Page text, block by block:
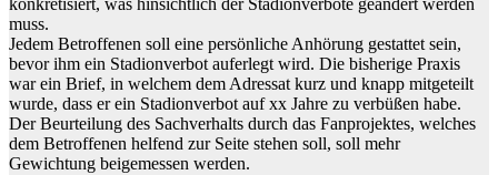
konkretisiert, was hinsichtlich der Stadionverbote geändert werden
muss.
Jedem Betroffenen soll eine persönliche Anhörung gestattet sein,
bevor ihm ein Stadionverbot auferlegt wird. Die bisherige Praxis
war ein Brief, in welchem dem Adressat kurz und knapp mitgeteilt
wurde, dass er ein Stadionverbot auf xx Jahre zu verbüßen habe.
Der Beurteilung des Sachverhalts durch das Fanprojektes, welches
dem Betroffenen helfend zur Seite stehen soll, soll mehr
Gewichtung beigemessen werden.